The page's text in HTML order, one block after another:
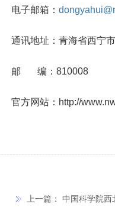
电子邮箱：
通讯地址：青海省西宁
邮 编：810008
官方网站：http://
上一篇： 中国科学院西